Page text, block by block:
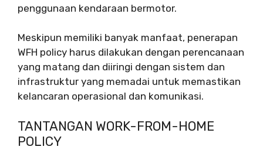
penggunaan kendaraan bermotor.
Meskipun memiliki banyak manfaat, penerapan
WFH policy harus dilakukan dengan perencanaan
yang matang dan diiringi dengan sistem dan
infrastruktur yang memadai untuk memastikan
kelancaran operasional dan komunikasi.
TANTANGAN WORK-FROM-HOME
POLICY